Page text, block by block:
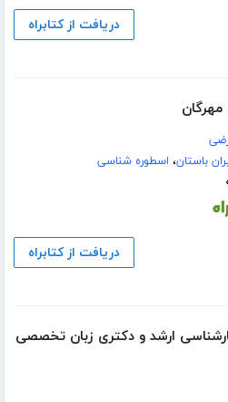
دریافت از کتابراه
باستان، اسطوره شناسی
دریافت از کتابراه
ارشد و دکتری زبان تخصصی